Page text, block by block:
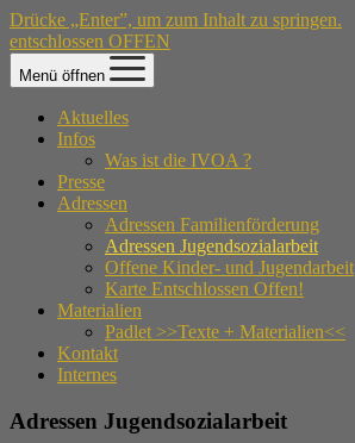
Drücke „Enter”, um zum Inhalt zu springen.
entschlossen OFFEN
Menü öffnen
Aktuelles
Infos
Was ist die IVOA ?
Presse
Adressen
Adressen Familienförderung
Adressen Jugendsozialarbeit
Offene Kinder- und Jugendarbeit
Karte Entschlossen Offen!
Materialien
Padlet >>Texte + Materialien<<
Kontakt
Internes
Adressen Jugendsozialarbeit